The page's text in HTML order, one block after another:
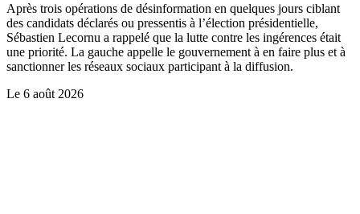
Après trois opérations de désinformation en quelques jours ciblant
des candidats déclarés ou pressentis à l’élection présidentielle,
Sébastien Lecornu a rappelé que la lutte contre les ingérences était
une priorité. La gauche appelle le gouvernement à en faire plus et à
sanctionner les réseaux sociaux participant à la diffusion.
Le 6 août 2026